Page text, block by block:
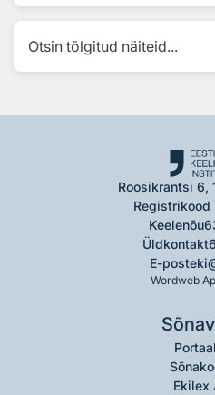
Otsin tõlgitud näiteid...
Roosikrantsi 6,
Registrikood
Keelenõu
Üldkontakt
E-post
Wordweb
Ekilex